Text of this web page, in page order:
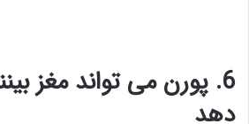
6
. پورن می تواند مغز
دهد